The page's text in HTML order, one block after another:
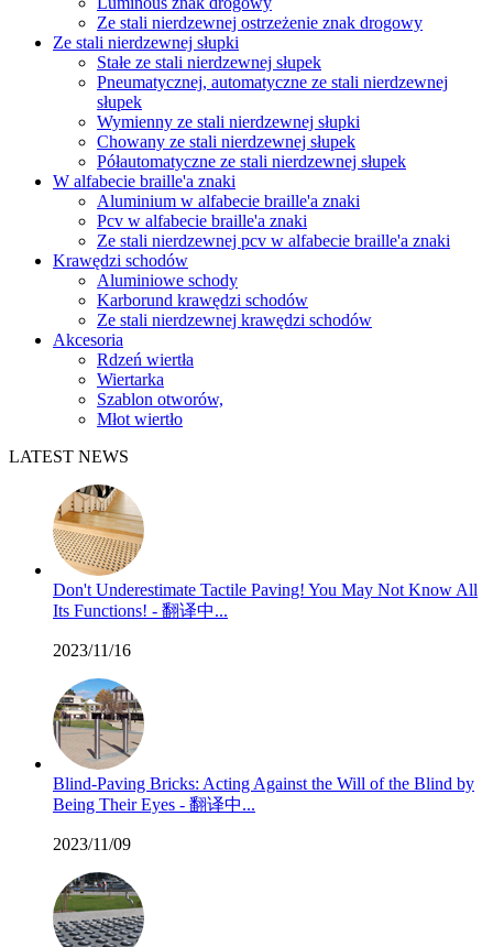
Ze stali nierdzewnej ostrzeżenie znak drogowy
Ze stali nierdzewnej słupki
Stałe ze stali nierdzewnej słupek
Pneumatycznej, automatyczne ze stali nierdzewnej
słupek
Wymienny ze stali nierdzewnej słupki
Chowany ze stali nierdzewnej słupek
Półautomatyczne ze stali nierdzewnej słupek
W alfabecie braille'a znaki
Aluminium w alfabecie braille'a znaki
Pcv w alfabecie braille'a znaki
Ze stali nierdzewnej pcv w alfabecie braille'a znaki
Krawędzi schodów
Aluminiowe schody
Karborund krawędzi schodów
Ze stali nierdzewnej krawędzi schodów
Akcesoria
Rdzeń wiertła
Wiertarka
Szablon otworów,
Młot wiertło
LATEST NEWS
Don't Underestimate Tactile Paving! You May Not Know All
Its Functions! - 翻译中...
2023/11/16
Blind-Paving Bricks: Acting Against the Will of the Blind by
Being Their Eyes - 翻译中...
2023/11/09